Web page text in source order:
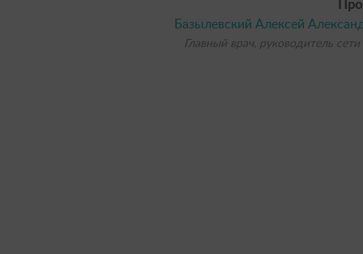
Базылевский Алексей
Главный врач, руководитель